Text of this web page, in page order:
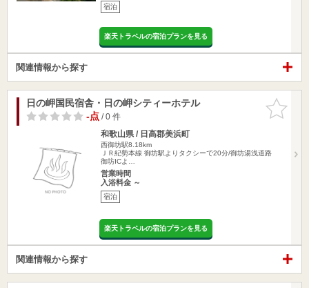
宿泊
楽天トラベルの宿泊プランを見る
関連情報から探す
お気に入
りに追加
日の岬国民宿舎・日の岬シティーホテル
-点/ 0 件
和歌山県 / 日高郡美浜町
西御坊駅8.18km
ＪＲ紀勢本線 御坊駅よりタクシーで20分/御坊湯浅道路
御坊ICよ…
営業時間
入浴料金 ～
宿泊
楽天トラベルの宿泊プランを見る
関連情報から探す